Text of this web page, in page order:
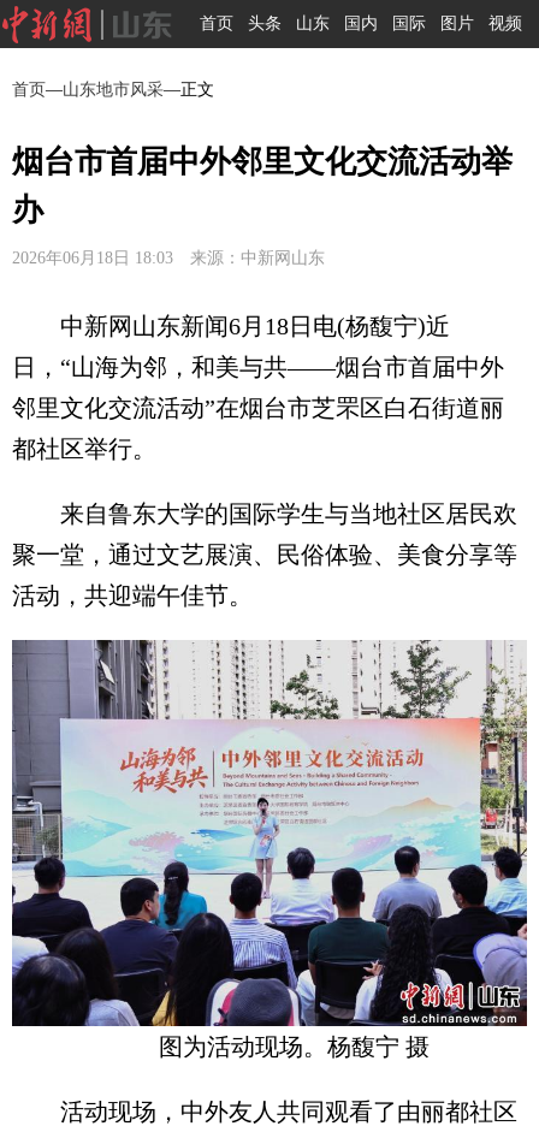
首页 头条 山东 国内 国际 图片 视频
首页—山东地市风采—正文
烟台市首届中外邻里文化交流活动举
办
2026年06月18日 18:03 来源：中新网山东
中新网山东新闻6月18日电(杨馥宁)近
日，“山海为邻，和美与共——烟台市首届中外
邻里文化交流活动”在烟台市芝罘区白石街道丽
都社区举行。
来自鲁东大学的国际学生与当地社区居民欢
聚一堂，通过文艺展演、民俗体验、美食分享等
活动，共迎端午佳节。
图为活动现场。杨馥宁 摄
活动现场，中外友人共同观看了由丽都社区